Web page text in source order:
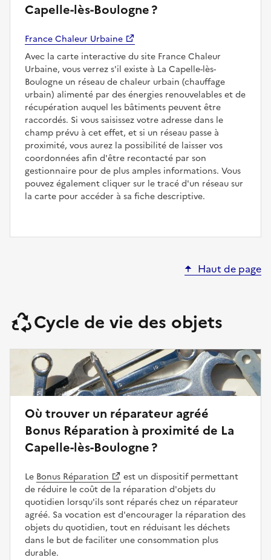
Capelle-lès-Boulogne ?
France Chaleur Urbaine
Avec la carte interactive du site France Chaleur
Urbaine, vous verrez s'il existe à La Capelle-lès-
Boulogne un réseau de chaleur urbain (chauffage
urbain) alimenté par des énergies renouvelables et de
récupération auquel les bâtiments peuvent être
raccordés. Si vous saisissez votre adresse dans le
champ prévu à cet effet, et si un réseau passe à
proximité, vous aurez la possibilité de laisser vos
coordonnées afin d'être recontacté par son
gestionnaire pour de plus amples informations. Vous
pouvez également cliquer sur le tracé d'un réseau sur
la carte pour accéder à sa fiche descriptive.
Haut de page
Cycle de vie des objets
Où trouver un réparateur agréé
Bonus Réparation à proximité de La
Capelle-lès-Boulogne ?
Le Bonus Réparation
est un dispositif permettant
de réduire le coût de la réparation d'objets du
quotidien lorsqu'ils sont réparés chez un réparateur
agréé. Sa vocation est d'encourager la réparation des
objets du quotidien, tout en réduisant les déchets
dans le but de faciliter une consommation plus
durable.